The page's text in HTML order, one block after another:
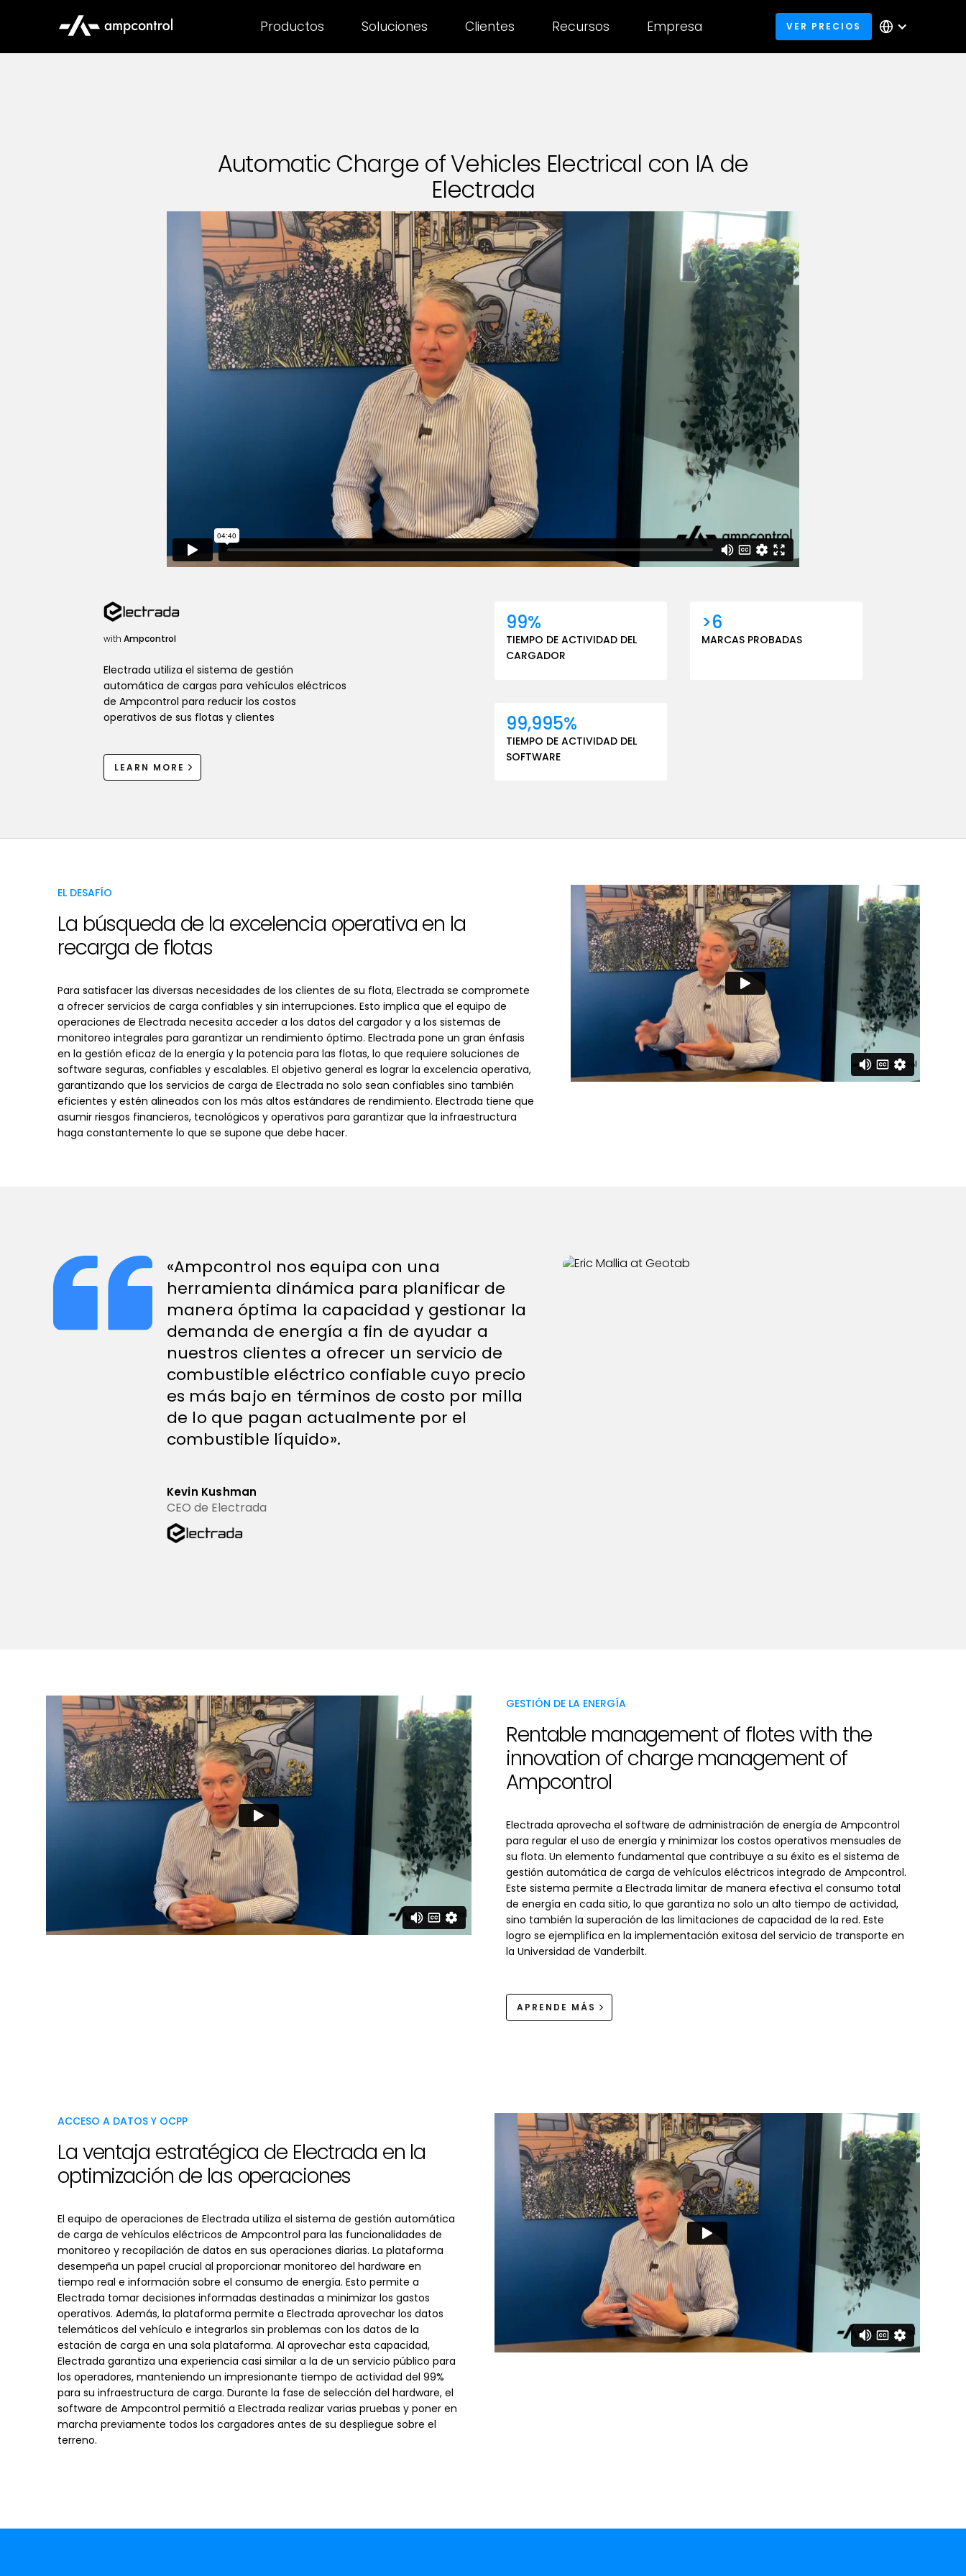
Productos Soluciones Clientes Recursos Empresa VER PRECIOS
Automatic Charge of Vehicles Electrical con IA de
Electrada
with Ampcontrol
Electrada utiliza el sistema de gestión
automática de cargas para vehículos eléctricos
de Ampcontrol para reducir los costos
operativos de sus flotas y clientes
LEARN MORE
99%
TIEMPO DE ACTIVIDAD DEL
CARGADOR
>6
MARCAS PROBADAS
99,995%
TIEMPO DE ACTIVIDAD DEL
SOFTWARE
EL DESAFÍO
La búsqueda de la excelencia operativa en la
recarga de flotas
Para satisfacer las diversas necesidades de los clientes de su flota, Electrada se compromete
a ofrecer servicios de carga confiables y sin interrupciones. Esto implica que el equipo de
operaciones de Electrada necesita acceder a los datos del cargador y a los sistemas de
monitoreo integrales para garantizar un rendimiento óptimo. Electrada pone un gran énfasis
en la gestión eficaz de la energía y la potencia para las flotas, lo que requiere soluciones de
software seguras, confiables y escalables. El objetivo general es lograr la excelencia operativa,
garantizando que los servicios de carga de Electrada no solo sean confiables sino también
eficientes y estén alineados con los más altos estándares de rendimiento. Electrada tiene que
asumir riesgos financieros, tecnológicos y operativos para garantizar que la infraestructura
haga constantemente lo que se supone que debe hacer.
«Ampcontrol nos equipa con una
herramienta dinámica para planificar de
manera óptima la capacidad y gestionar la
demanda de energía a fin de ayudar a
nuestros clientes a ofrecer un servicio de
combustible eléctrico confiable cuyo precio
es más bajo en términos de costo por milla
de lo que pagan actualmente por el
combustible líquido».
Kevin Kushman
CEO de Electrada
GESTIÓN DE LA ENERGÍA
Rentable management of flotes with the
innovation of charge management of
Ampcontrol
Electrada aprovecha el software de administración de energía de Ampcontrol
para regular el uso de energía y minimizar los costos operativos mensuales de
su flota. Un elemento fundamental que contribuye a su éxito es el sistema de
gestión automática de carga de vehículos eléctricos integrado de Ampcontrol.
Este sistema permite a Electrada limitar de manera efectiva el consumo total
de energía en cada sitio, lo que garantiza no solo un alto tiempo de actividad,
sino también la superación de las limitaciones de capacidad de la red. Este
logro se ejemplifica en la implementación exitosa del servicio de transporte en
la Universidad de Vanderbilt.
APRENDE MÁS
ACCESO A DATOS Y OCPP
La ventaja estratégica de Electrada en la
optimización de las operaciones
El equipo de operaciones de Electrada utiliza el sistema de gestión automática
de carga de vehículos eléctricos de Ampcontrol para las funcionalidades de
monitoreo y recopilación de datos en sus operaciones diarias. La plataforma
desempeña un papel crucial al proporcionar monitoreo del hardware en
tiempo real e información sobre el consumo de energía. Esto permite a
Electrada tomar decisiones informadas destinadas a minimizar los gastos
operativos. Además, la plataforma permite a Electrada aprovechar los datos
telemáticos del vehículo e integrarlos sin problemas con los datos de la
estación de carga en una sola plataforma. Al aprovechar esta capacidad,
Electrada garantiza una experiencia casi similar a la de un servicio público para
los operadores, manteniendo un impresionante tiempo de actividad del 99%
para su infraestructura de carga. Durante la fase de selección del hardware, el
software de Ampcontrol permitió a Electrada realizar varias pruebas y poner en
marcha previamente todos los cargadores antes de su despliegue sobre el
terreno.